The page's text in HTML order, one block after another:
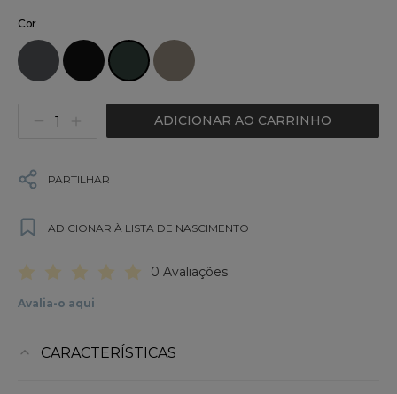
Cor
ADICIONAR AO CARRINHO
PARTILHAR
ADICIONAR À LISTA DE NASCIMENTO
0 Avaliações
Avalia-o aqui
CARACTERÍSTICAS